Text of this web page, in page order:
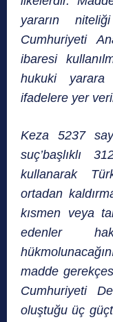
yararın
Cumhuriyeti
ibaresi
hukuki yarara
ifadelere yer
Keza 5237
suç’başlıklı
kullanarak
ortadan
kısmen veya
edenler
madde
Cumhuriyeti
oluştuğu üç